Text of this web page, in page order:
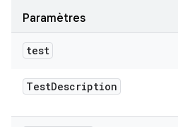
Paramètres
test
TestDescription